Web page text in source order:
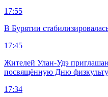
17:55
В Бурятии
17:45
Жителей Улан-Удэ
посвящённую Дню
17:34